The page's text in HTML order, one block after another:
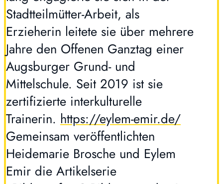
Stadtteilmütter-Arbeit, als
Erzieherin leitete sie über mehrere
Jahre den Offenen Ganztag einer
Augsburger Grund- und
Mittelschule. Seit 2019 ist sie
zertifizierte interkulturelle
Trainerin. https://eylem-emir.de/
Gemeinsam veröffentlichten
Heidemarie Brosche und Eylem
Emir die Artikelserie